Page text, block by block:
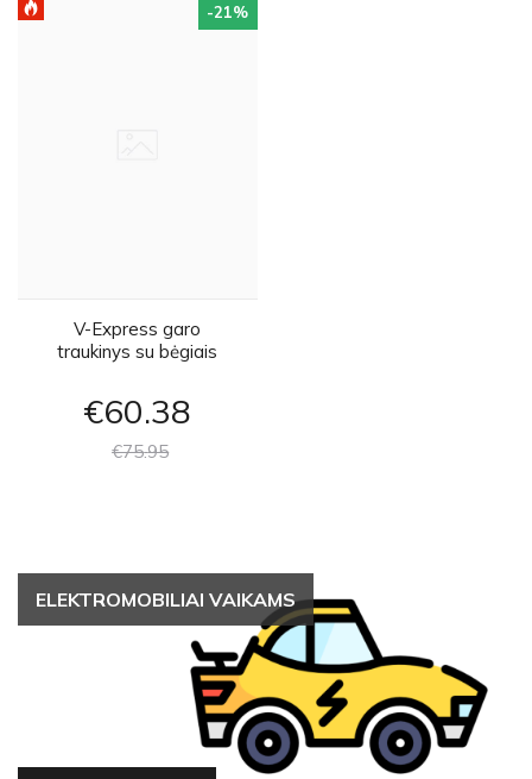
-21%
V-Express garo
traukinys su bėgiais
€60 38
€7595
ELEKTROMOBILIAI VAIKAMS